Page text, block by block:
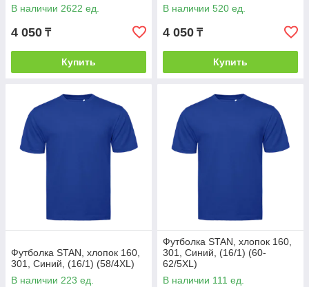
В наличии 2622 ед.
4 050 ₸
Купить
В наличии 520 ед.
4 050 ₸
Купить
Футболка STAN, хлопок 160,
301, Синий, (16/1) (58/4XL)
В наличии 223 ед.
Футболка STAN, хлопок 160,
301, Синий, (16/1) (60-
62/5XL)
В наличии 111 ед.